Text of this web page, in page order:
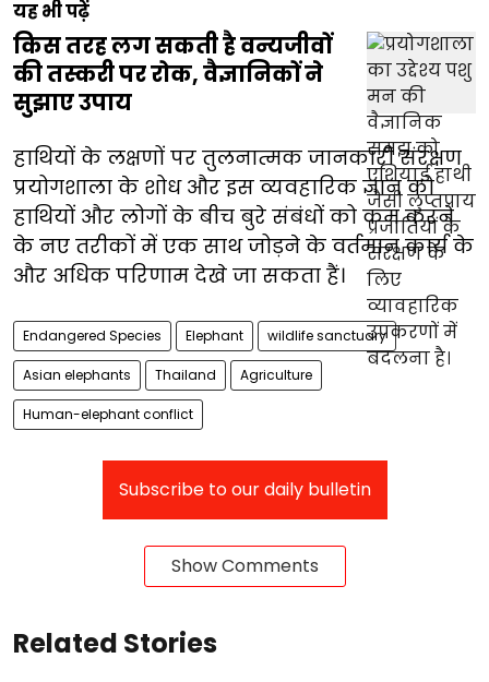
यह भी पढ़ें
किस तरह लग सकती है वन्यजीवों
की तस्करी पर रोक, वैज्ञानिकों ने
सुझाए उपाय
हाथियों के लक्षणों पर तुलनात्मक जानकारी संरक्षण
प्रयोगशाला के शोध और इस व्यवहारिक ज्ञान को
हाथियों और लोगों के बीच बुरे संबंधों को कम करने
के नए तरीकों में एक साथ जोड़ने के वर्तमान कार्य के
और अधिक परिणाम देखे जा सकता हैं।
Endangered Species Elephant wildlife sanctuary
Asian elephants Thailand Agriculture
Human-elephant conflict
Subscribe to our daily bulletin
Show Comments
Related Stories